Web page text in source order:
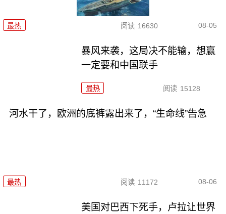
最热 阅读 16630 08-05
暴风来袭，这局决不能输，想赢
一定要和中国联手
最热 阅读 15128
河水干了，欧洲的底裤露出来了，“生命线”告急
最热 阅读 11172 08-06
美国对巴西下死手，卢拉让世界